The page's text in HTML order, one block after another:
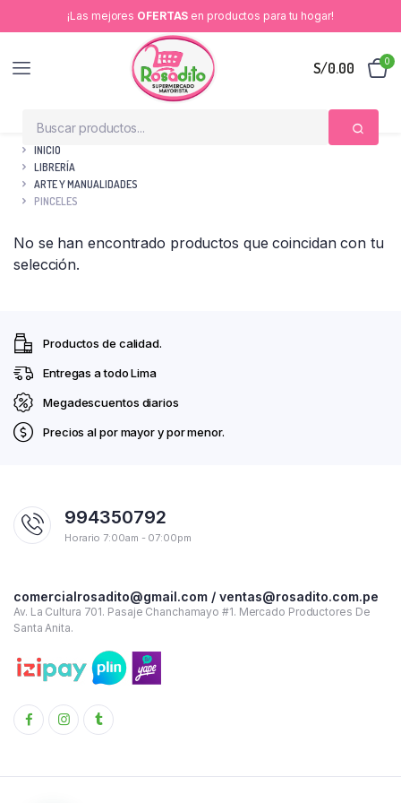
¡Las mejores OFERTAS en productos para tu hogar!
S/0.00 0
INICIO
LIBRERÍA
ARTE Y MANUALIDADES
PINCELES
No se han encontrado productos que coincidan con tu
selección.
Productos de calidad.
Entregas a todo Lima
Megadescuentos diarios
Precios al por mayor y por menor.
994350792
Horario 7:00am - 07:00pm
comercialrosadito@gmail.com / ventas@rosadito.com.pe
Av. La Cultura 701. Pasaje Chanchamayo #1. Mercado Productores De
Santa Anita.